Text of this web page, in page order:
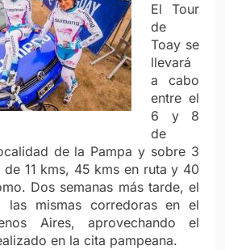
El Tour
de
Toay se
llevará
a cabo
entre el
6 y 8
de
de la Pampa y sobre 3
11 kms, 45 kms en ruta y 40
Dos semanas más tarde, el
las mismas corredoras en el
Aires, aprovechando el
en la cita pampeana.